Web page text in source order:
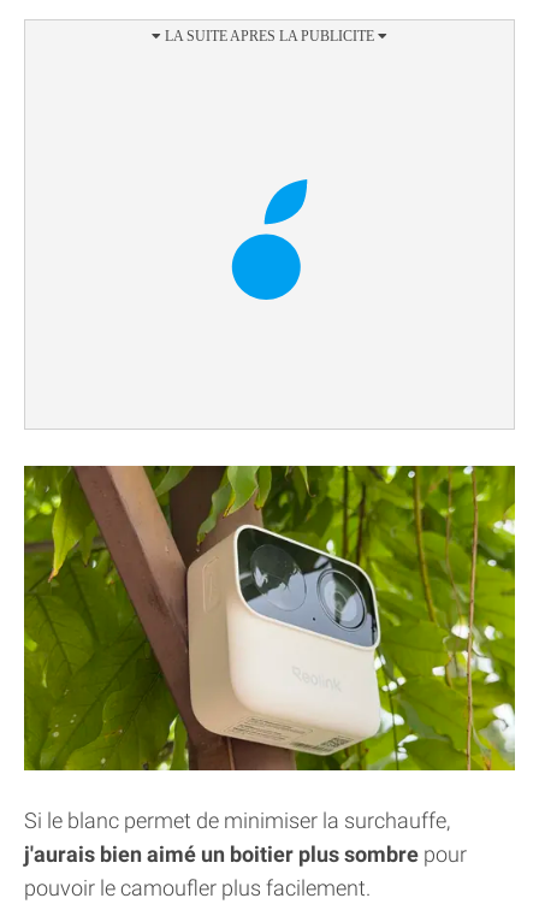
Si le blanc permet de minimiser la surchauffe,
j'aurais bien aimé un boitier plus sombre pour
pouvoir le camoufler plus facilement.